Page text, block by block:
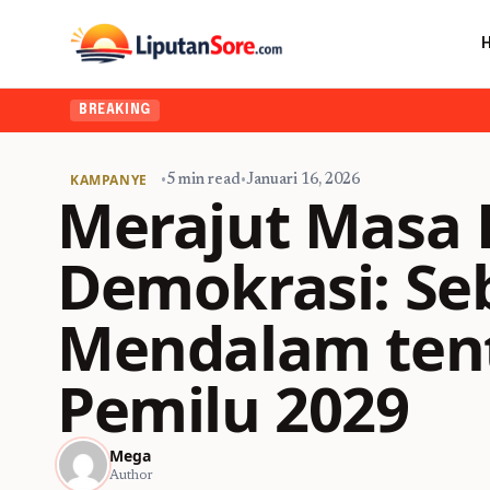
BREAKING
KAMPANYE •5 min read•Januari 16, 2026
Merajut Masa
Demokrasi:
Mendalam
Pemilu 2029
Mega
Author